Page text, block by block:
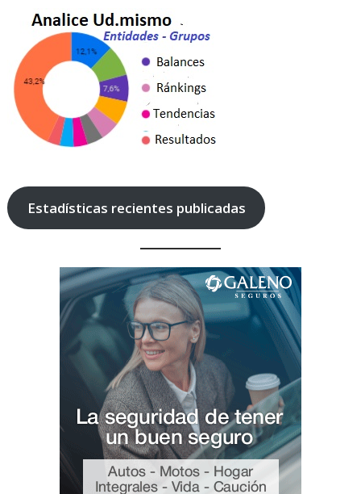
Estadísticas recientes publicadas